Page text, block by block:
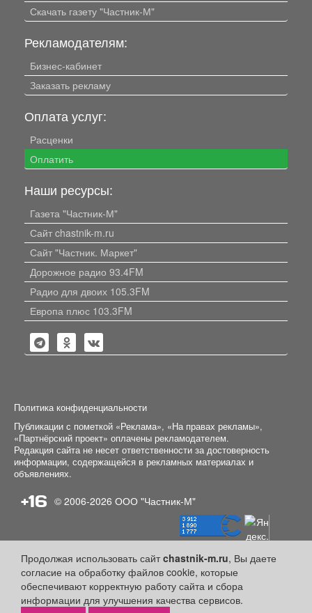
Продолжая использовать сайтchastnik-m.ru, Вы даете
согласие на обработку файлов cookie, которые
обеспечивают корректную работу сайта и сбора
информации для улучшения качества сервисов.
Скачать газету "Частник-М"
Рекламодателям:
Бизнес-кабинет
Заказать рекламу
Оплата услуг:
Расценки
Оплатить
Наши ресурсы:
Газета "Частник-М"
Сайт chastnik-m.ru
Сайт "Частник. Маркет"
Дорожное радио 93.4FM
Радио для двоих 105.3FM
Европа плюс 103.3FM
Политика конфиденциальности
Публикации с пометкой «Реклама», «На правах рекламы»,
«Партнёрский проект» оплачены рекламодателем.
Редакция сайта не несет ответственности за достоверность
информации, содержащейся в рекламных материалах и
объявлениях.
+16 © 2006-2026 ООО "Частник-М"